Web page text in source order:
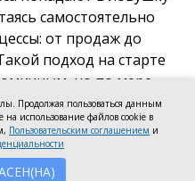
самостоятельно
от продаж до
подход на старте
но по мере
становится
просто тонет в
стратегических целях
Продолжая пользоваться данным
на использование файлов cookie в
Пользовательским соглашением и